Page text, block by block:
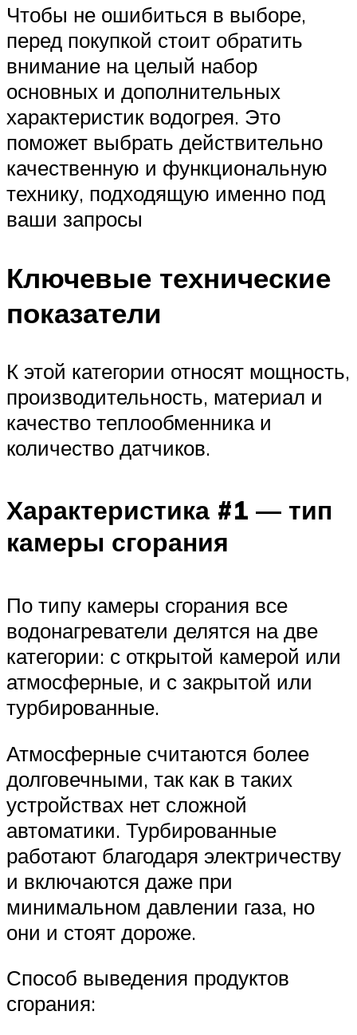
Чтобы не ошибиться в выборе,
перед покупкой стоит обратить
внимание на целый набор
основных и дополнительных
характеристик водогрея. Это
поможет выбрать действительно
качественную и функциональную
технику, подходящую именно под
ваши запросы
Ключевые технические
показатели
К этой категории относят мощность,
производительность, материал и
качество теплообменника и
количество датчиков.
Характеристика #1 — тип
камеры сгорания
По типу камеры сгорания все
водонагреватели делятся на две
категории: с открытой камерой или
атмосферные, и с закрытой или
турбированные.
Атмосферные считаются более
долговечными, так как в таких
устройствах нет сложной
автоматики. Турбированные
работают благодаря электричеству
и включаются даже при
минимальном давлении газа, но
они и стоят дороже.
Способ выведения продуктов
сгорания: